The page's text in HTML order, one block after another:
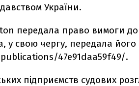
України.
передала право вимоги
у свою чергу, передала
47e91daa59f49/.
підприємств судових